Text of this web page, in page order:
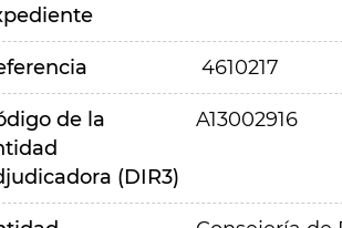
4610217
de la
(DIR3)
A13002916